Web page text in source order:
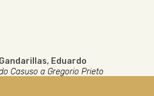
Eduardo
Casuso a Gregorio Prieto